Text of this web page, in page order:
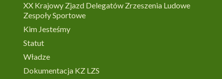
XX Krajowy Zjazd Delegatów Zrzeszenia Ludowe
Zespoły Sportowe
Kim Jesteśmy
Statut
Władze
Dokumentacja KZ LZS